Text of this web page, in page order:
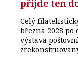
přijde ten
Celý
března 2028 po
výstava